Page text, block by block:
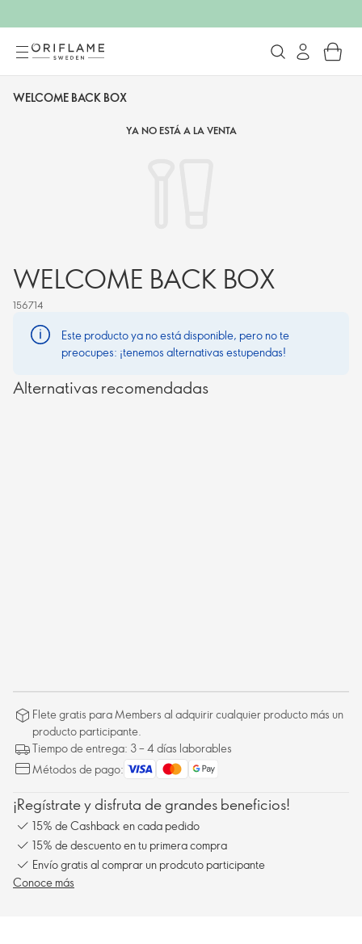
WELCOME BACK BOX
YA NO ESTÁ A LA VENTA
WELCOME BACK BOX
156714
Este producto ya no está disponible, pero no te
preocupes: ¡tenemos alternativas estupendas!
Alternativas recomendadas
Flete gratis para Members al adquirir cualquier producto más un
producto participante.
Tiempo de entrega: 3 – 4 días laborables
Métodos de pago:
¡Regístrate y disfruta de grandes beneficios!
15% de Cashback en cada pedido
15% de descuento en tu primera compra
Envío gratis al comprar un prodcuto participante
Conoce más